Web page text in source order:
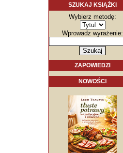
SZUKAJ KSIĄŻKI
Wybierz metodę:
Wprowadz wyrażenie:
ZAPOWIEDZI
NOWOŚCI